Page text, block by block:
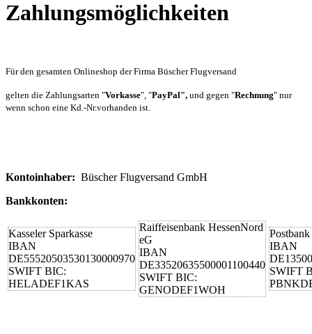
Zahlungsmöglichkeiten
Für den gesamten Onlineshop der Firma Büscher Flugversand
gelten die Zahlungsarten "Vorkasse", "PayPal", und gegen "Rechnung" nur
wenn schon eine Kd.-Nr.vorhanden ist.
Kontoinhaber: Büscher Flugversand GmbH
Bankkonten:
Kasseler Sparkasse
IBAN
DE55520503530130000970
SWIFT BIC:
HELADEF1KAS
Raiffeisenbank HessenNord
eG
IBAN
DE33520635500001100440
SWIFT BIC:
GENODEF1WOH
IBAN
SWIFT